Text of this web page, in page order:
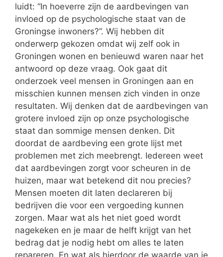
luidt: “In hoeverre zijn de aardbevingen van
invloed op de psychologische staat van de
Groningse inwoners?”. Wij hebben dit
onderwerp gekozen omdat wij zelf ook in
Groningen wonen en benieuwd waren naar het
antwoord op deze vraag. Ook gaat dit
onderzoek veel mensen in Groningen aan en
misschien kunnen mensen zich vinden in onze
resultaten. Wij denken dat de aardbevingen van
grotere invloed zijn op onze psychologische
staat dan sommige mensen denken. Dit
doordat de aardbeving een grote lijst met
problemen met zich meebrengt. Iedereen weet
dat aardbevingen zorgt voor scheuren in de
huizen, maar wat betekend dit nou precies?
Mensen moeten dit laten declareren bij
bedrijven die voor een vergoeding kunnen
zorgen. Maar wat als het niet goed wordt
nagekeken en je maar de helft krijgt van het
bedrag dat je nodig hebt om alles te laten